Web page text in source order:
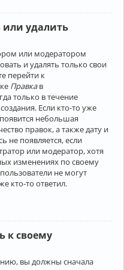
или удалить
или модератором
и удалять только свои
перейти к
Правкав
только в течение
Если кто-то уже
небольшая
правок, а также дату и
не появляется, если
или модератор, хотя
изменениях по своему
не могут
кто-то ответил.
к своему
вы должны сначала